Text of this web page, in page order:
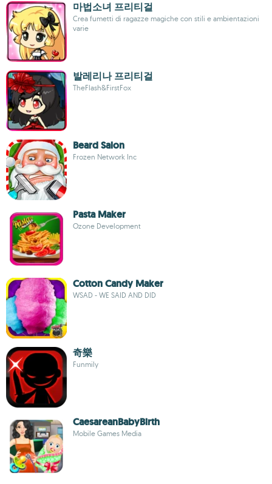
마법소녀 프리티걸
Crea fumetti di ragazze magiche con stili e ambientazioni
varie
발레리나 프리티걸
TheFlash&FirstFox
Beard Salon
Frozen Network Inc
Pasta Maker
Ozone Development
Cotton Candy Maker
WSAD - WE SAID AND DID
奇樂
Funmily
CaesareanBabyBirth
Mobile Games Media